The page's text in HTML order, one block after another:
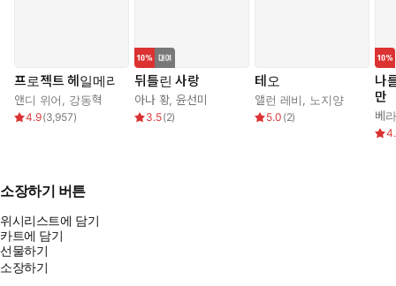
프로젝트 헤일메리
앤디 위어 강동혁
4.9(3,957)
뒤틀린 사랑
아나 황,윤선미
3.5(2)
테오
앨런 레비 노지양
5.0 (2)
나
만
베
소장하기 버튼
위시리스트에 담기
카트에 담기
선물하기
소장하기